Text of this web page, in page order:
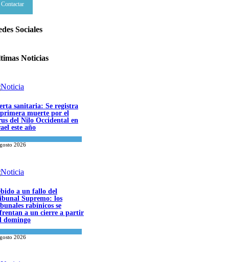
Contactar
Sociales
Noticias
sanitaria: Se registra
muerte por el
del Nilo Occidental en
este año
2026
a un fallo del
Supremo: los
rabínicos se
a un cierre a partir
domingo
2026